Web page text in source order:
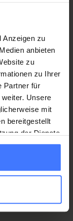
Anzeigen zu
anbieten
zu
zu Ihrer
Partner für
Unsere
mit
bereitgestellt
der Dienste
Svizzera italiana